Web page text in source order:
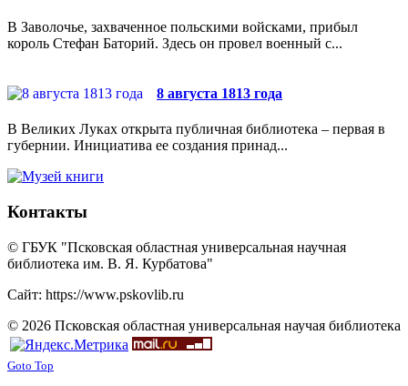
В Заволочье, захваченное польскими войсками, прибыл
король Стефан Баторий. Здесь он провел военный с...
8 августа 1813 года
В Великих Луках открыта публичная библиотека – первая в
губернии. Инициатива ее создания принад...
Контакты
© ГБУК "Псковская областная универсальная научная
библиотека им. В. Я. Курбатова"
Сайт: https://www.pskovlib.ru
© 2026 Псковская областная универсальная научая библиотека
Goto Top